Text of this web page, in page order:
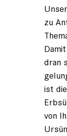
zu
dran
ist
von